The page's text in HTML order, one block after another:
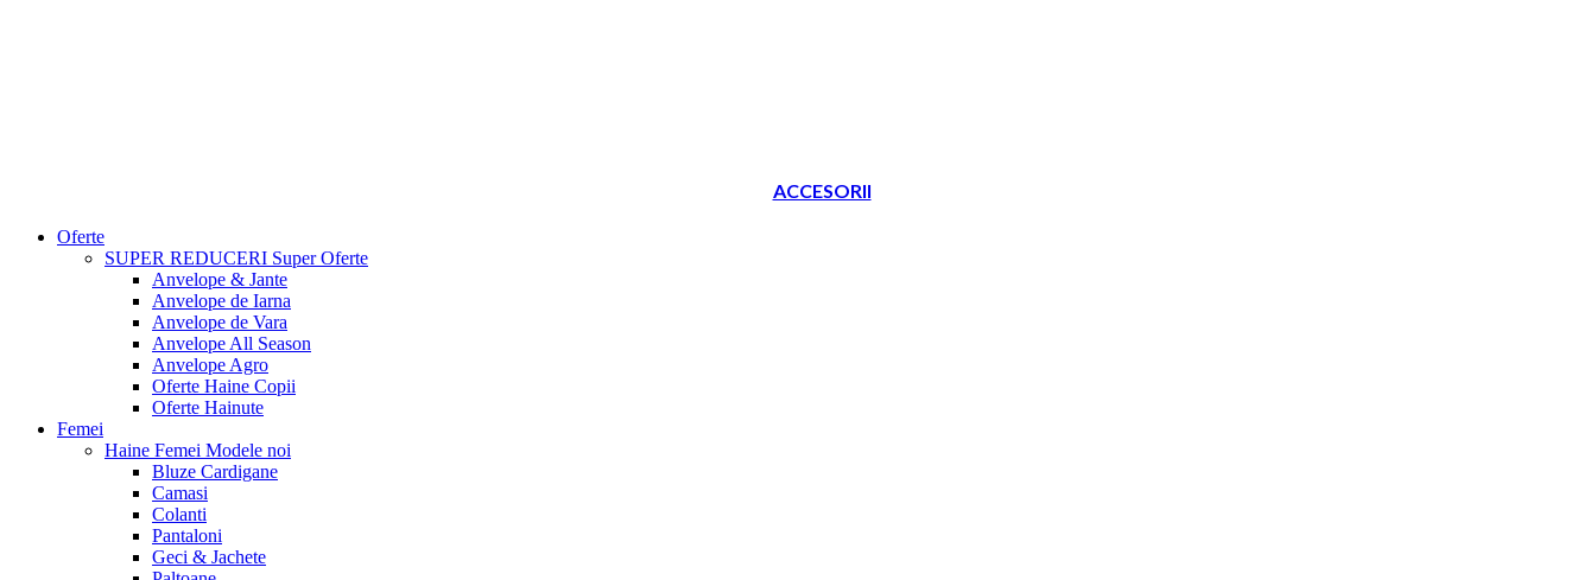
ACCESORII
Oferte
SUPER REDUCERI Super Oferte
Anvelope & Jante
Anvelope de Iarna
Anvelope de Vara
Anvelope All Season
Anvelope Agro
Oferte Haine Copii
Oferte Hainute
Femei
Haine Femei Modele noi
Bluze Cardigane
Camasi
Colanti
Pantaloni
Geci & Jachete